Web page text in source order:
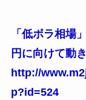
「低ボラ相
円に向けて動
http://
p?id=524